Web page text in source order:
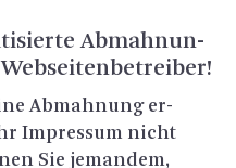
Ab­mah­nun­
Ab­mah­nung er­
Im­pres­sum nicht
Sie je­man­dem,